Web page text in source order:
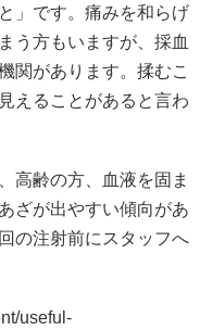
」です。痛みを和らげ
う方もいますが、採血
関があります。揉むこ
えることがあると言わ
高齢の方、血液を固ま
ざが出やすい傾向があ
の注射前にスタッフへ
useful-